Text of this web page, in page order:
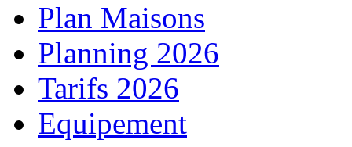
Plan Maisons
Planning 2026
Tarifs 2026
Equipement